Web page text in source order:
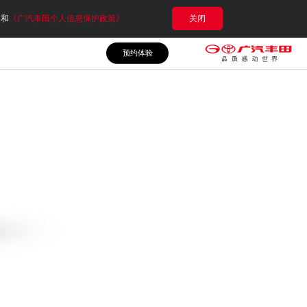
《广汽丰田个人信息保护政策》 关闭
预约体验